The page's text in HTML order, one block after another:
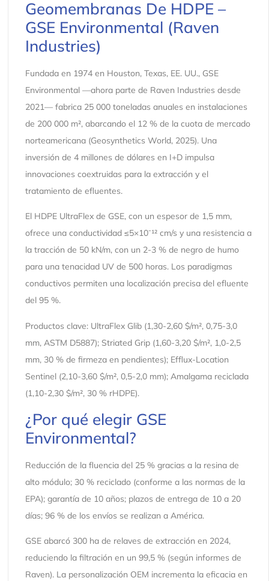
Geomembranas De HDPE –
GSE Environmental (Raven
Industries)
Fundada en 1974 en Houston, Texas, EE. UU., GSE
Environmental —ahora parte de Raven Industries desde
2021— fabrica 25 000 toneladas anuales en instalaciones
de 200 000 m², abarcando el 12 % de la cuota de mercado
norteamericana (Geosynthetics World, 2025). Una
inversión de 4 millones de dólares en I+D impulsa
innovaciones coextruidas para la extracción y el
tratamiento de efluentes.
El HDPE UltraFlex de GSE, con un espesor de 1,5 mm,
ofrece una conductividad ≤5×10⁻¹² cm/s y una resistencia a
la tracción de 50 kN/m, con un 2-3 % de negro de humo
para una tenacidad UV de 500 horas. Los paradigmas
conductivos permiten una localización precisa del efluente
del 95 %.
Productos clave: UltraFlex Glib (1,30-2,60 $/m², 0,75-3,0
mm, ASTM D5887); Striated Grip (1,60-3,20 $/m², 1,0-2,5
mm, 30 % de firmeza en pendientes); Efflux-Location
Sentinel (2,10-3,60 $/m², 0,5-2,0 mm); Amalgama reciclada
(1,10-2,30 $/m², 30 % rHDPE).
¿Por qué elegir GSE
Environmental?
Reducción de la fluencia del 25 % gracias a la resina de
alto módulo; 30 % reciclado (conforme a las normas de la
EPA); garantía de 10 años; plazos de entrega de 10 a 20
días; 96 % de los envíos se realizan a América.
GSE abarcó 300 ha de relaves de extracción en 2024,
reduciendo la filtración en un 99,5 % (según informes de
Raven). La personalización OEM incrementa la eficacia en